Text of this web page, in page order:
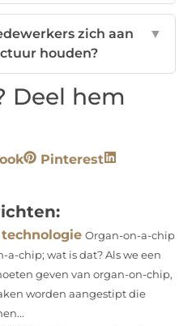
zich aan
houden?
▼
Deel hem
Pinterest
Organ-on-a-chip
chip; wat is dat? Als we een
geven van organ-on-chip,
worden aangestipt die